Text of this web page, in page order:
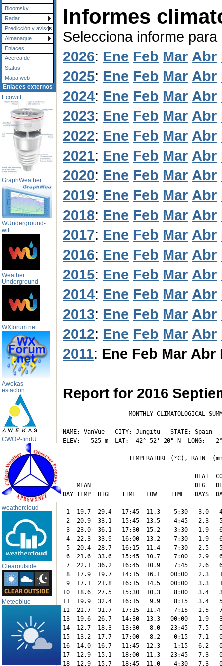
Bloomsky
Radar
Predicción y avisos
Almanaque
Enlaces
Acerca de
Status
Mapa web
Enlaces externos
Ecowitt
GraphWeather
WUnderground-
witt
Weather
Underground
WXforum.net
Awekas-
estacion
CWOP-findU
weathercloud
Clearoutside
Meteoblue
Informes
Selecciona informe para
2026: Ene Feb Mar Abr
2025: Ene Feb Mar Abr
2024: Ene Feb Mar Abr
2023: Ene Feb Mar Abr
2022: Ene Feb Mar Abr
2021: Ene Feb Mar Abr
2020: Ene Feb Mar Abr
2019: Ene Feb Mar Abr
2018: Ene Feb Mar Abr
2017: Ene Feb Mar Abr
2016: Ene Feb Mar Abr
2015: Ene Feb Mar Abr
2014: Ene Feb Mar Abr
2013: Ene Feb Mar Abr
2012: Ene Feb Mar Abr
2011: Ene Feb Mar Abr
Report for 2016
MONTHLY CLIMATOLOGICAL
NAME: VanVue   CITY: Jungitu   STATE: Spain
ELEV:   525 m  LAT:  42° 52' 20" N  LONG:
TEMPERATURE (°C), RAIN
HEAT
MEAN                              DEG
DAY TEMP  HIGH   TIME   LOW    TIME   DAYS
1  19.7  29.4   17:45  11.3    5:30   3.0
2  20.9  33.1   15:45  13.5    4:45   2.3
3  23.0  36.1   17:30  15.2    3:30   1.9
4  22.3  33.9   16:00  13.2    7:30   1.9
5  20.4  28.7   16:15  11.4    7:30   2.5
6  21.6  33.6   15:45  10.7    7:00   2.9
7  22.1  36.2   16:45  10.9    7:45   2.6
8  17.9  19.7   14:15  16.1   00:00   2.3
9  17.1  21.8   16:15  14.5   00:00   3.3
10  18.6  27.5   15:30  10.3    8:00   3.4
11  19.9  32.4   16:15   9.9    8:15   3.4
12  22.7  31.7   17:15  11.4    7:15   2.5
13  19.6  26.7   14:30  13.3   00:00   1.9
14  12.7  18.3   13:30   8.0   23:45   7.5
15  13.2  17.7   17:00   8.2    0:15   7.1
16  14.0  16.7   11:45  12.3    1:15   6.2
17  12.9  15.1   18:00  11.3   23:45   7.3
18  12.9  15.7   18:45  11.0    4:30   7.3